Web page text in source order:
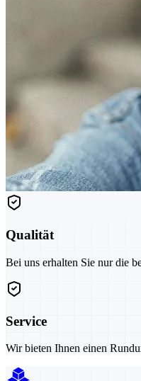
Qualität
Bei uns erhalten Sie nur die
Service
Wir bieten Ihnen einen